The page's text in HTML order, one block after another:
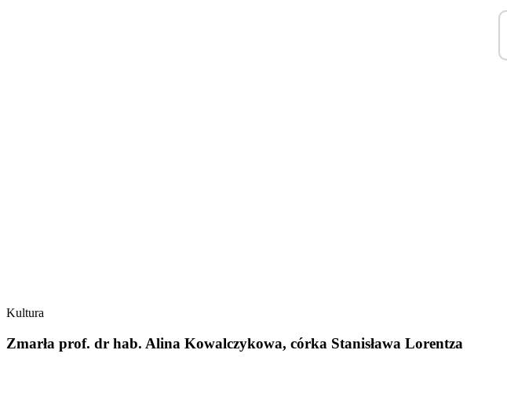
Kultura
Zmarła prof. dr hab. Alina Kowalczykowa, córka Stanisława Lorentza